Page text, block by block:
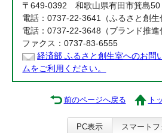
〒649-0392 和歌山県有田市箕島50
電話：0737-22-3641（ふるさと創生
電話：0737-22-3648（ブランド推進
ファクス：0737-83-6555
経済部 ふるさと創生室へのお問
ムをご利用ください。
前のページへ戻る ト
PC表示 スマート